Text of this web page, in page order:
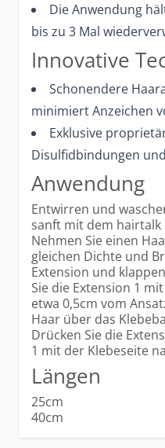
Die Anwendung
bis zu 3 Mal
Innovative
Schonendere
minimiert Anzeichen
Exklusive
Disulfidbindungen
Anwendung
Entwirren und
sanft mit dem hairtalk
Nehmen Sie einen
gleichen Dichte und
Extension und
Sie die Extension 1
etwa 0,5cm vom
Haar über das
Drücken Sie die
1 mit der Klebeseite
Längen
25cm
40cm